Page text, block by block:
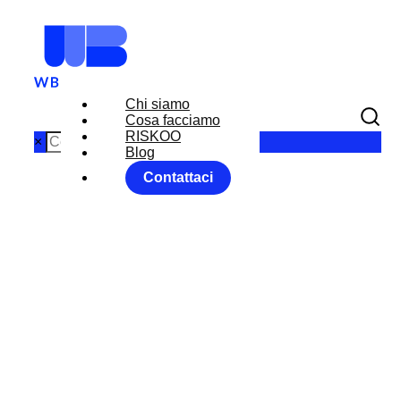
Chi siamo
Cosa facciamo
RISKOO
Blog
Contattaci
×
MARKET